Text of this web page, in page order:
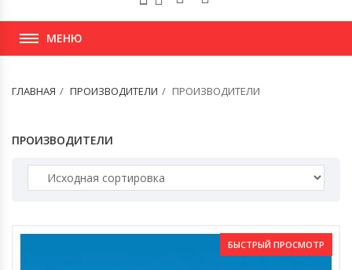
МЕНЮ
ГЛАВНАЯ ПРОИЗВОДИТЕЛИ ПРОИЗВОДИТЕЛИ
ПРОИЗВОДИТЕЛИ
БЫСТРЫЙ ПРОСМОТР